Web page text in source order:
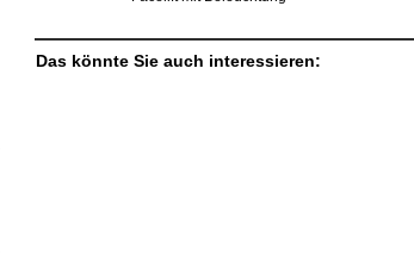
Das könnte Sie auch interessieren: